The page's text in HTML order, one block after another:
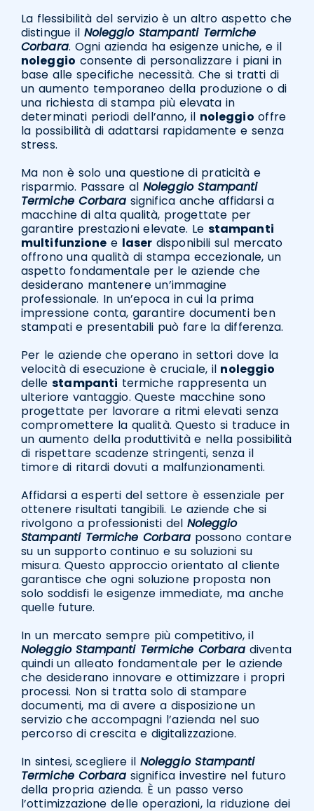
La flessibilità del servizio è un altro aspetto che
distingue il Noleggio Stampanti Termiche
Corbara. Ogni azienda ha esigenze uniche, e il
noleggio consente di personalizzare i piani in
base alle specifiche necessità. Che si tratti di
un aumento temporaneo della produzione o di
una richiesta di stampa più elevata in
determinati periodi dell’anno, il noleggio offre
la possibilità di adattarsi rapidamente e senza
stress.
Ma non è solo una questione di praticità e
risparmio. Passare al Noleggio Stampanti
Termiche Corbara significa anche affidarsi a
macchine di alta qualità, progettate per
garantire prestazioni elevate. Le stampanti
multifunzione e laser disponibili sul mercato
offrono una qualità di stampa eccezionale, un
aspetto fondamentale per le aziende che
desiderano mantenere un’immagine
professionale. In un’epoca in cui la prima
impressione conta, garantire documenti ben
stampati e presentabili può fare la differenza.
Per le aziende che operano in settori dove la
velocità di esecuzione è cruciale, il noleggio
dellestampanti termiche rappresenta un
ulteriore vantaggio. Queste macchine sono
progettate per lavorare a ritmi elevati senza
compromettere la qualità. Questo si traduce in
un aumento della produttività e nella possibilità
di rispettare scadenze stringenti, senza il
timore di ritardi dovuti a malfunzionamenti.
Affidarsi a esperti del settore è essenziale per
ottenere risultati tangibili. Le aziende che si
rivolgono a professionisti del Noleggio
Stampanti Termiche Corbarapossono contare
su un supporto continuo e su soluzioni su
misura. Questo approccio orientato al cliente
garantisce che ogni soluzione proposta non
solo soddisfi le esigenze immediate, ma anche
quelle future.
In un mercato sempre più competitivo, il
Noleggio Stampanti Termiche Corbara diventa
quindi un alleato fondamentale per le aziende
che desiderano innovare e ottimizzare i propri
processi. Non si tratta solo di stampare
documenti, ma di avere a disposizione un
servizio che accompagni l’azienda nel suo
percorso di crescita e digitalizzazione.
In sintesi, scegliere il Noleggio Stampanti
Termiche Corbara significa investire nel futuro
della propria azienda. È un passo verso
l’ottimizzazione delle operazioni, la riduzione dei